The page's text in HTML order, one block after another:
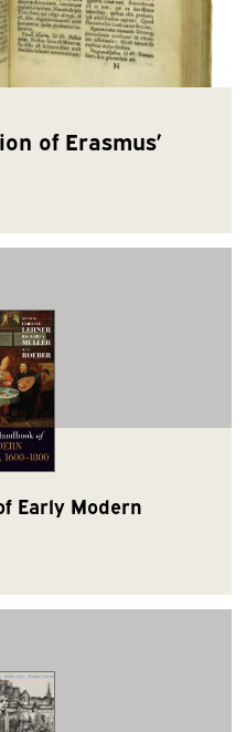
of Erasmus’
Early Modern